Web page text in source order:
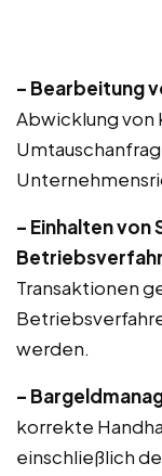
– Bearbeitung
Abwicklung von
– Einhalten von
Transaktionen
werden.
–
korrekte
einschließlich